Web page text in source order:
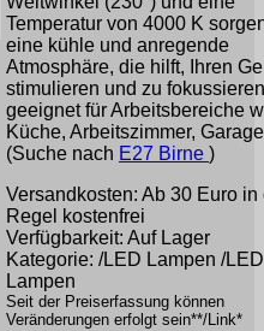
Temperatur von 4000 K
eine kühle und anregende
Atmosphäre, die hilft, Ihren
stimulieren und zu
geeignet für Arbeitsbereiche
Küche, Arbeitszimmer,
(Suche nach E27 Birne )
Versandkosten: Ab 30 Euro in
Regel kostenfrei
Verfügbarkeit: Auf Lager
Kategorie: /LED Lampen /LED
Lampen
Seit der Preiserfassung können
Veränderungen erfolgt sein**/Link*